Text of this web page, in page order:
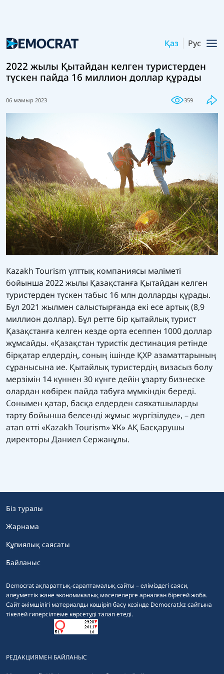
Қаз Рус
2022 жылы Қытайдан келген туристерден
түскен пайда 16 миллион доллар құрады
06 мамыр 2023 359
Kazakh Tourism ұлттық компаниясы мәліметі
бойынша 2022 жылы Қазақстанға Қытайдан келген
туристерден түскен табыс 16 млн долларды құрады.
Бұл 2021 жылмен салыстырғанда екі есе артық (8,9
миллион доллар). Бұл ретте бір қытайлық турист
Қазақстанға келген кезде орта есеппен 1000 доллар
жұмсайды. «Қазақстан туристік дестинация ретінде
бірқатар елдердің, соның ішінде ҚХР азаматтарының
сұранысына ие. Қытайлық туристердің визасыз болу
мерзімін 14 күннен 30 күнге дейін ұзарту бизнеске
олардан көбірек пайда табуға мүмкіндік береді.
Сонымен қатар, басқа елдерден саяхатшыларды
тарту бойынша белсенді жұмыс жүргізілуде», – деп
атап өтті «Kazakh Tourism» ҰК» АҚ Басқарушы
директоры Даниел Сержанұлы.
Democrat ақпараттық-сараптамалық сайты – еліміздегі саяси,
әлеуметтік және экономикалық мәселелерге арналған бірегей жоба.
Сайт әкімшілігі материалды көшіріп басу кезінде Democrat.kz сайтына
тікелей гиперсілтеме көрсетуді талап етеді.
Біз туралы
Жарнама
Құпиялық саясаты
Байланыс
РЕДАКЦИЯМЕН БАЙЛАНЫС